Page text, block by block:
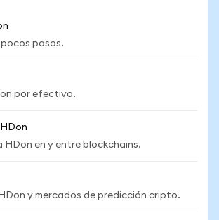
pocos pasos.
por efectivo.
HDon en y entre blockchains.
y mercados de predicción cripto.